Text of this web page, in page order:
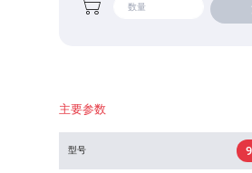
主要参数
型号